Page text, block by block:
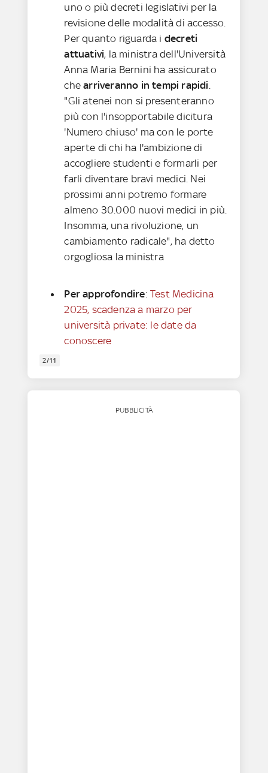
uno o più decreti legislativi per la
revisione delle modalità di accesso.
Per quanto riguarda i decreti
attuativi, la ministra dell'Università
Anna Maria Bernini ha assicurato
che arriveranno in tempi rapidi
"Gli atenei non si presenteranno
più con l'insopportabile dicitura
'Numero chiuso' ma con le porte
aperte di chi ha l'ambizione di
accogliere studenti e formarli per
farli diventare bravi medici. Nei
prossimi anni potremo formare
almeno 30.000 nuovi medici in più.
Insomma, una rivoluzione, un
cambiamento radicale", ha detto
orgogliosa la ministra
Per approfondire:Test Medicina
2025, scadenza a marzo per
università private: le date da
conoscere
2/11
PUBBLICITÀ